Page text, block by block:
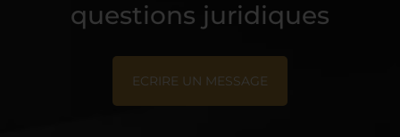
questions juridiques
ECRIRE UN MESSAGE